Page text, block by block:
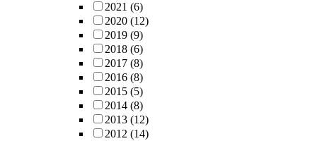
2021 (6)
2020 (12)
2019 (9)
2018 (6)
2017 (8)
2016 (8)
2015 (5)
2014 (8)
2013 (12)
2012 (14)